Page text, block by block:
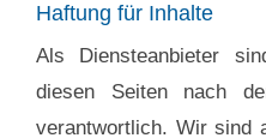
Haftung für Inhalte
Als Diensteanbieter
diesen Seiten nach
verantwortlich. Wir sind